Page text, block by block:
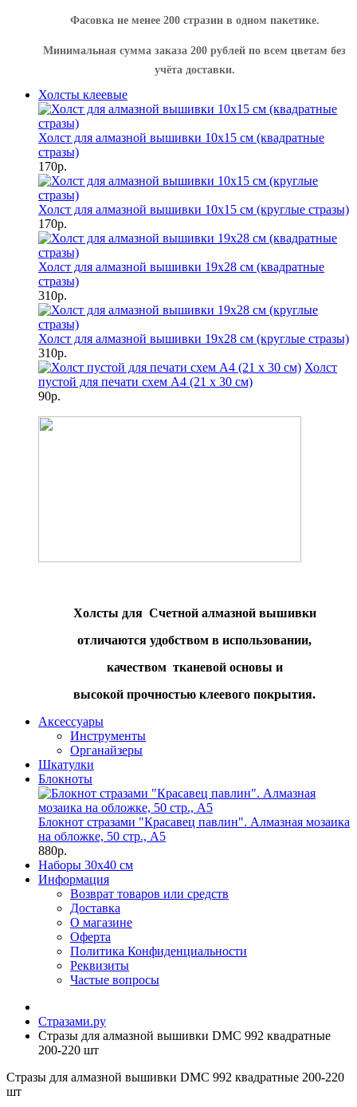
Фасовка не менее 200 стразин в одном пакетике.
Минимальная сумма заказа 200 рублей по всем цветам без
учёта доставки.
Холсты клеевые
Холст для алмазной вышивки 10х15 см (квадратные
стразы)
170р.
Холст для алмазной вышивки 10х15 см (круглые стразы)
170р.
Холст для алмазной вышивки 19х28 см (квадратные
стразы)
310р.
Холст для алмазной вышивки 19х28 см (круглые стразы)
310р.
Холст
пустой для печати схем А4 (21 х 30 см)
90р.
Холсты для Счетной алмазной вышивки
отличаются удобством в использовании,
качеством тканевой основы и
высокой прочностью клеевого покрытия.
Аксессуары
Инструменты
Органайзеры
Шкатулки
Блокноты
Блокнот стразами "Красавец павлин". Алмазная мозаика
на обложке, 50 стр., А5
880р.
Наборы 30х40 см
Информация
Возврат товаров или средств
Доставка
О магазине
Оферта
Политика Конфиденциальности
Реквизиты
Частые вопросы
Стразами.ру
Стразы для алмазной вышивки DMC 992 квадратные
200-220 шт
Стразы для алмазной вышивки DMC 992 квадратные 200-220
шт